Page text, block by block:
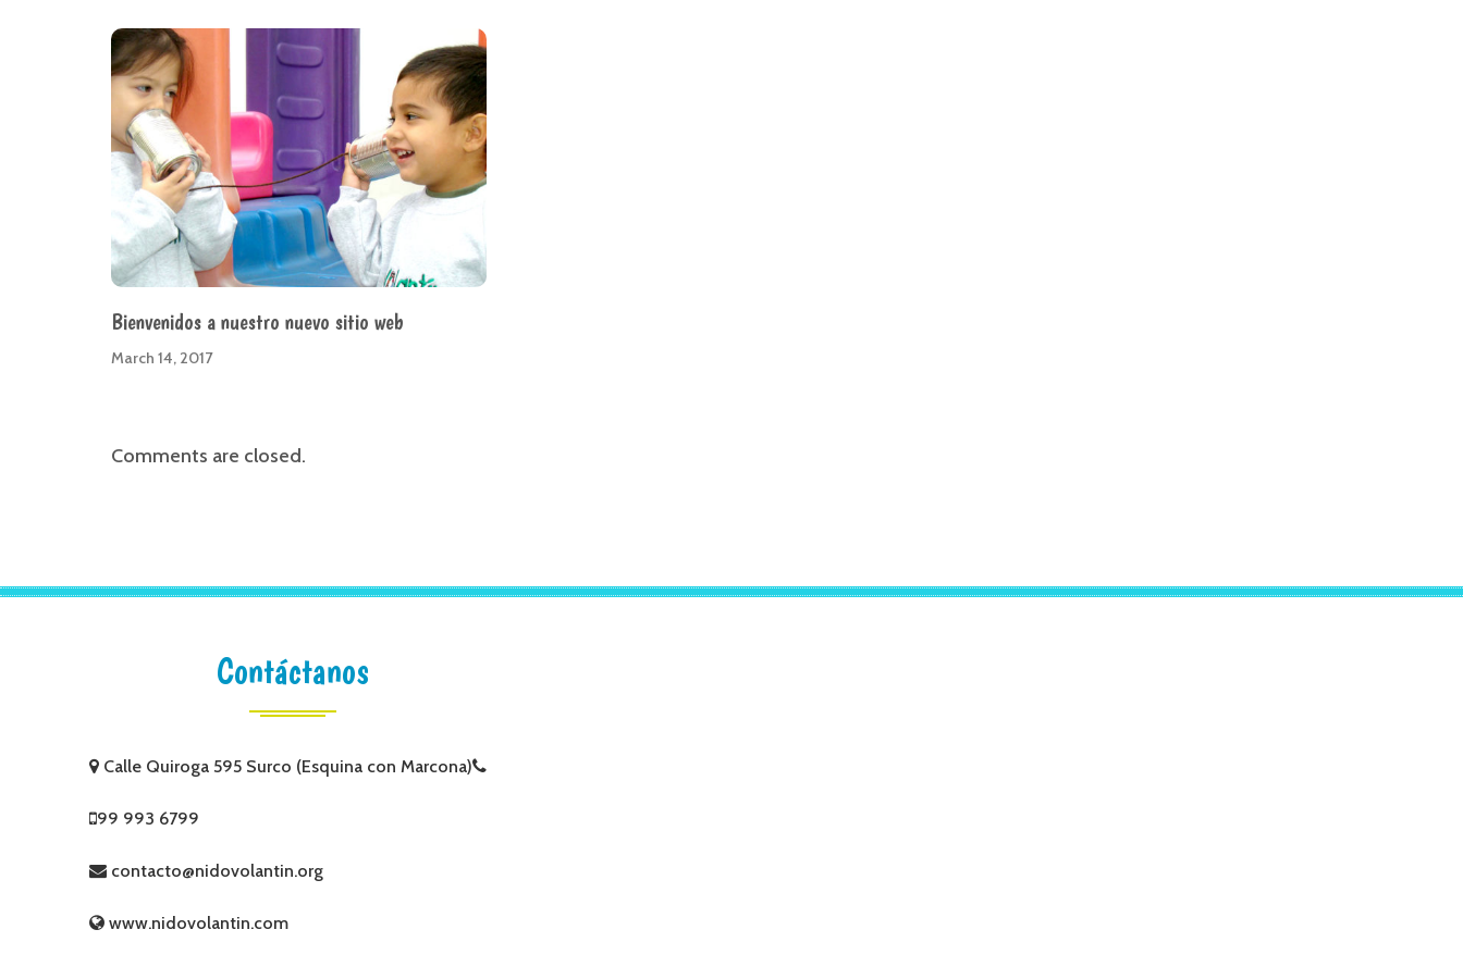
Bienvenidos a nuestro nuevo sitio web
March 14, 2017
Comments are closed.
Contáctanos
Calle Quiroga 595 Surco (Esquina con Marcona)
99 993 6799
contacto@nidovolantin.org
www.nidovolantin.com